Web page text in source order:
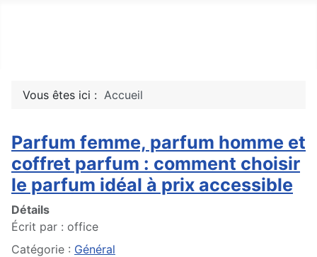
Vous êtes ici : Accueil
Parfum femme, parfum homme et
coffret parfum : comment choisir
le parfum idéal à prix accessible
Détails
Écrit par : office
Catégorie : Général